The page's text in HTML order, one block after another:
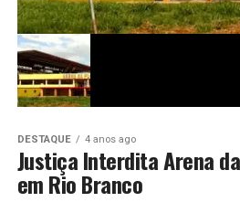
DESTAQUE 4 anos ago
Justiça Interdita Arena
em Rio Branco